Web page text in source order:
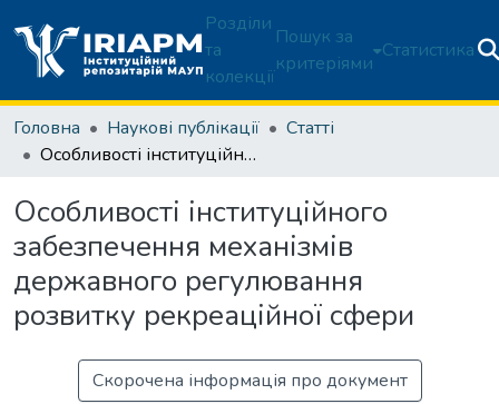
Розділи
та
колекції
Пошук за
критеріями
Статистика
Головна Наукові публікації
Статті
Особливості інституційного забезпечення механізмів державного регулювання розвитку рекреаційної сфери
Особливості інституційного
забезпечення механізмів
державного регулювання
розвитку рекреаційної сфери
Скорочена інформація про документ